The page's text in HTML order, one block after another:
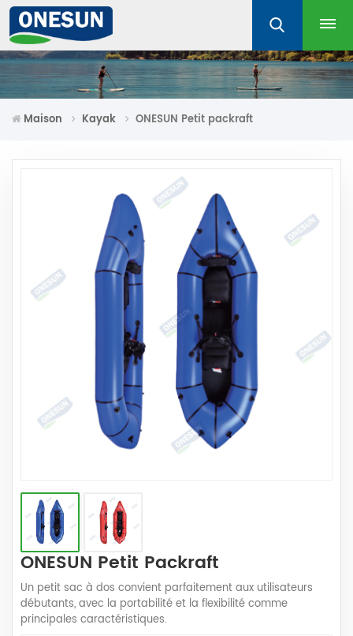
Maison Kayak ONESUN Petit packraft
ONESUN Petit Packraft
Un petit sac à dos convient parfaitement aux utilisateurs
débutants, avec la portabilité et la flexibilité comme
principales caractéristiques.